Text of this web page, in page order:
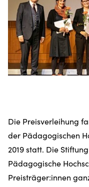
Die Preisverleihung
der Pädagogischen
2019 statt. Die
Pädagogische
Preisträger:innen